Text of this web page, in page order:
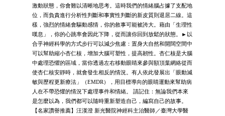
激動狀態，你會難以清晰地思考。這時我們的情緒腦占據了支配地
位，而負責進行分析性判斷和事實性判斷的新皮質則退居二線。這
樣，強烈的情緒會驅動感情，你的敘事可能被誇大。藉由「生理性
嘆息」，你的心跳率會因此下降，從而讓你回到放鬆的狀態。►以
合乎神經科學的方式步行可以減少焦慮：置身大自然和開闊空間中
可以幫助縮小杏仁核，增加大腦可塑性，提高韌性。杏仁核是大腦
中處理恐懼的區域，當你透過左右移動眼睛來參與額頂葉網絡從而
使杏仁核安靜時，就會發生相反的情況。有人依此發展出「眼動減
敏與歷程更新療法」（EMDR），用目標導向的眼睛運動來幫助病
人在不帶恐懼的情況下處理事件和情緒。 請記住：無論我們本來
是怎麼以為，我們都可以隨時重新塑造自己，編寫自己的故事。
【名家讚譽推薦】汪漢澄 新光醫院神經科主治醫師／臺灣大學醫